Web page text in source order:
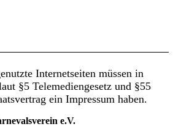
Internetseiten müssen in
§5 Telemediengesetz und §55
ein Impressum haben.
e.V.